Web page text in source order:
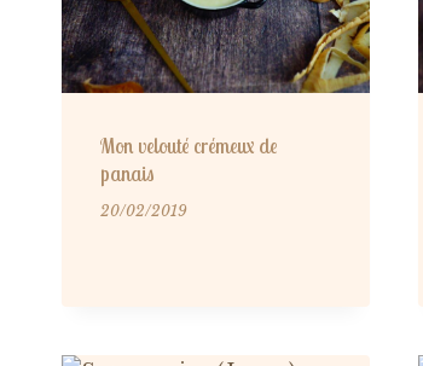
Mon velouté crémeux de
panais
20/02/2019